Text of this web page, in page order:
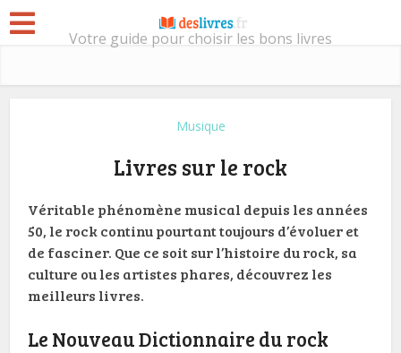
Votre guide pour choisir les bons livres
Musique
Livres sur le rock
Véritable phénomène musical depuis les années
50, le rock continu pourtant toujours d’évoluer et
de fasciner. Que ce soit sur l’histoire du rock, sa
culture ou les artistes phares, découvrez les
meilleurs livres.
Le Nouveau Dictionnaire du rock